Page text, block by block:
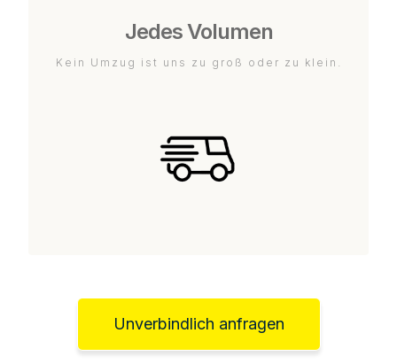
Jedes Volumen
Kein Umzug ist uns zu groß oder zu klein.
Unverbindlich anfragen